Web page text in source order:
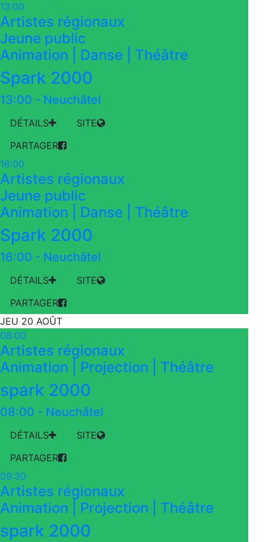
13:00
Artistes régionaux
Jeune public
Animation | Danse | Théâtre
Spark 2000
13:00 - Neuchâtel
DÉTAILS
SITE
PARTAGER
16:00
Artistes régionaux
Jeune public
Animation | Danse | Théâtre
Spark 2000
16:00 - Neuchâtel
DÉTAILS
SITE
PARTAGER
JEU 20 AOÛT
08:00
Artistes régionaux
Animation | Projection | Théâtre
spark 2000
08:00 - Neuchâtel
DÉTAILS
SITE
PARTAGER
09:30
Artistes régionaux
Animation | Projection | Théâtre
spark 2000